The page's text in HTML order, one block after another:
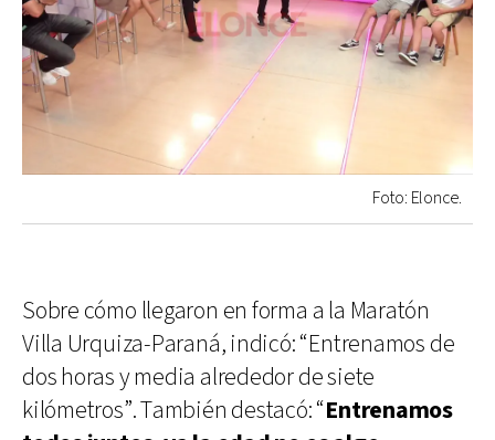
Foto: Elonce.
Sobre cómo llegaron en forma a la Maratón
Villa Urquiza-Paraná, indicó: “Entrenamos de
dos horas y media alrededor de siete
kilómetros”. También destacó: “Entrenamos